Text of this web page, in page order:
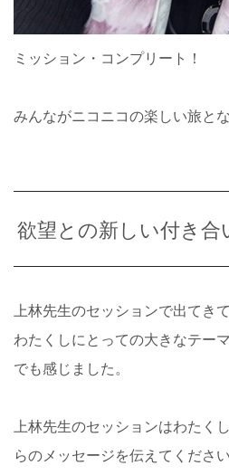
ミッション・コンプリート！
みんながニコニコの楽しい旅とな
欲望との新しい付き合
上林先生のセッションで出てき
わたくしにとっての大きなテー
でも感じました。
上林先生のセッションはわたく
らのメッセージを伝えてくださ